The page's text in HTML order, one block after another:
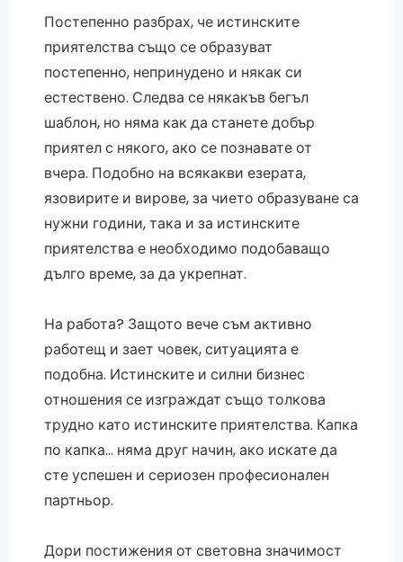
Постепенно разбрах, че истинските
приятелства също се образуват
постепенно, непринудено и някак си
естествено. Следва се някакъв бегъл
шаблон, но няма как да станете добър
приятел с някого, ако се познавате от
вчера. Подобно на всякакви езерата,
язовирите и вирове, за чието образуване са
нужни години, така и за истинските
приятелства е необходимо подобаващо
дълго време, за да укрепнат.
На работа? Защото вече съм активно
работещ и зает човек, ситуацията е
подобна. Истинските и силни бизнес
отношения се изграждат също толкова
трудно като истинските приятелства. Капка
по капка… няма друг начин, ако искате да
сте успешен и сериозен професионален
партньор.
Дори постижения от световна значимост